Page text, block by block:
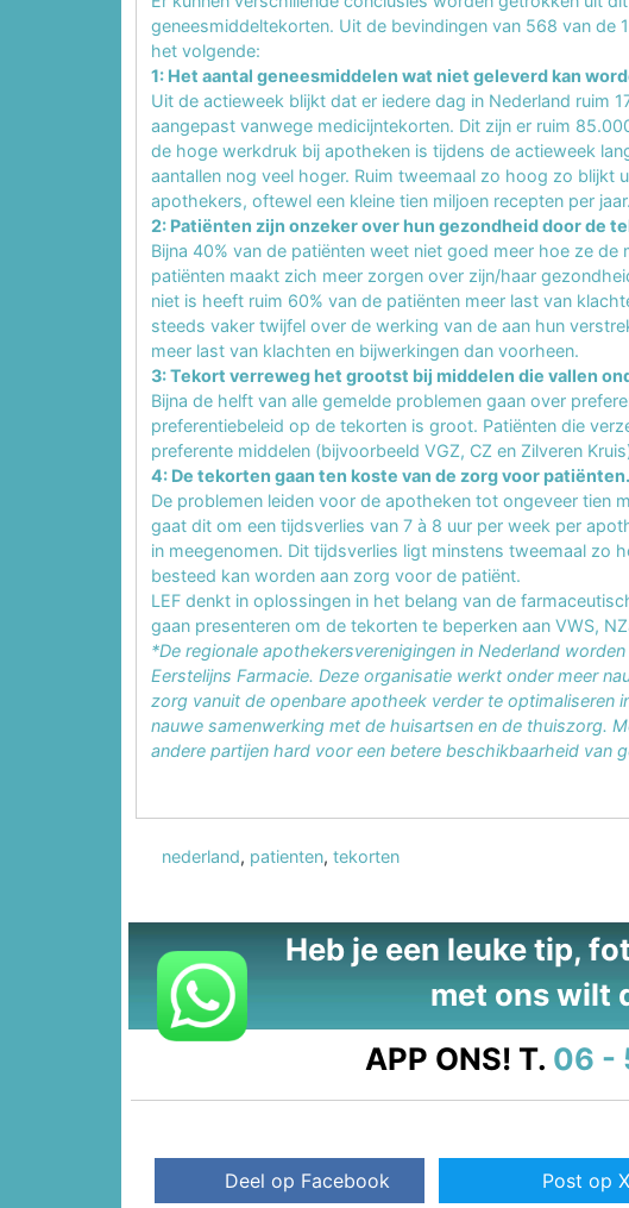
geneesmiddeltekorten. Uit de bevindingen van 568 van de
het volgende:
1: Het aantal geneesmiddelen wat niet geleverd kan
Uit de actieweek blijkt dat er iedere dag in Nederland ruim
aangepast vanwege medicijntekorten. Dit zijn er ruim
de hoge werkdruk bij apotheken is tijdens de actieweek
aantallen nog veel hoger. Ruim tweemaal zo hoog zo blijkt
apothekers, oftewel een kleine tien miljoen recepten per jaar.
2: Patiënten zijn onzeker over hun gezondheid door de
Bijna 40% van de patiënten weet niet goed meer hoe ze
patiënten maakt zich meer zorgen over zijn/haar
niet is heeft ruim 60% van de patiënten meer last van
steeds vaker twijfel over de werking van de aan hun
meer last van klachten en bijwerkingen dan voorheen.
3: Tekort verreweg het grootst bij middelen die vallen
Bijna de helft van alle gemelde problemen gaan over
preferentiebeleid op de tekorten is groot. Patiënten die
preferente middelen (bijvoorbeeld VGZ, CZ en Zilveren
4: De tekorten gaan ten koste van de zorg voor patiënten.
De problemen leiden voor de apotheken tot ongeveer tien
gaat dit om een tijdsverlies van 7 à 8 uur per week per
in meegenomen. Dit tijdsverlies ligt minstens tweemaal zo
besteed kan worden aan zorg voor de patiënt.
LEF denkt in oplossingen in het belang van de
gaan presenteren om de tekorten te beperken aan VWS,
*De regionale apothekersverenigingen in Nederland
Eerstelijns Farmacie. Deze organisatie werkt onder meer
zorg vanuit de openbare apotheek verder te optimaliseren
nauwe samenwerking met de huisartsen en de thuiszorg.
andere partijen hard voor een betere beschikbaarheid van
nederland, patienten, tekorten
Heb je een leuke tip,
met ons wilt
APP ONS! T. 06 -
Deel op Facebook Post op X